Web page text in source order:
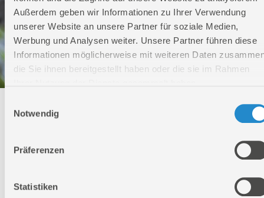
Außerdem geben wir Informationen zu Ihrer Verwendung
unserer Website an unsere Partner für soziale Medien,
Werbung und Analysen weiter. Unsere Partner führen diese
Informationen möglicherweise mit weiteren Daten
die Sie ihnen bereitgestellt haben oder die sie im Rahmen
Notwendig
Präferenzen
Statistiken
Technischer Service
Montag - Freitag
Geschlossen